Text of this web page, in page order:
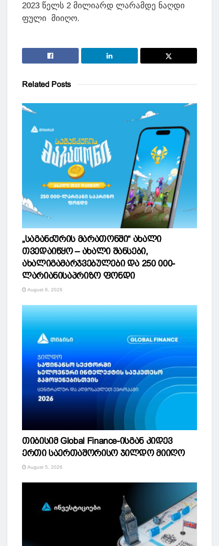
2023 წელს 2 მილიარდ ლარამდე ნაღდი
ფული მიიღო.
Related Posts
„საგანძურის მარათონში“ ახალი
თვედაიწყო – ახალი შანსები,
ახალიგამარჯვებულები და 250 000-
ლარიანისაპრიზო ფონდი
August 6, 2026
თიბისიმ Global Finance-ისგან კიდევ
ერთი საერთაშორისო ჯილდო მიიღო
August 5, 2026